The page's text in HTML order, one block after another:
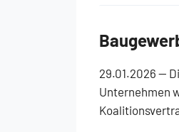
29.01.2026 —
Unternehmen